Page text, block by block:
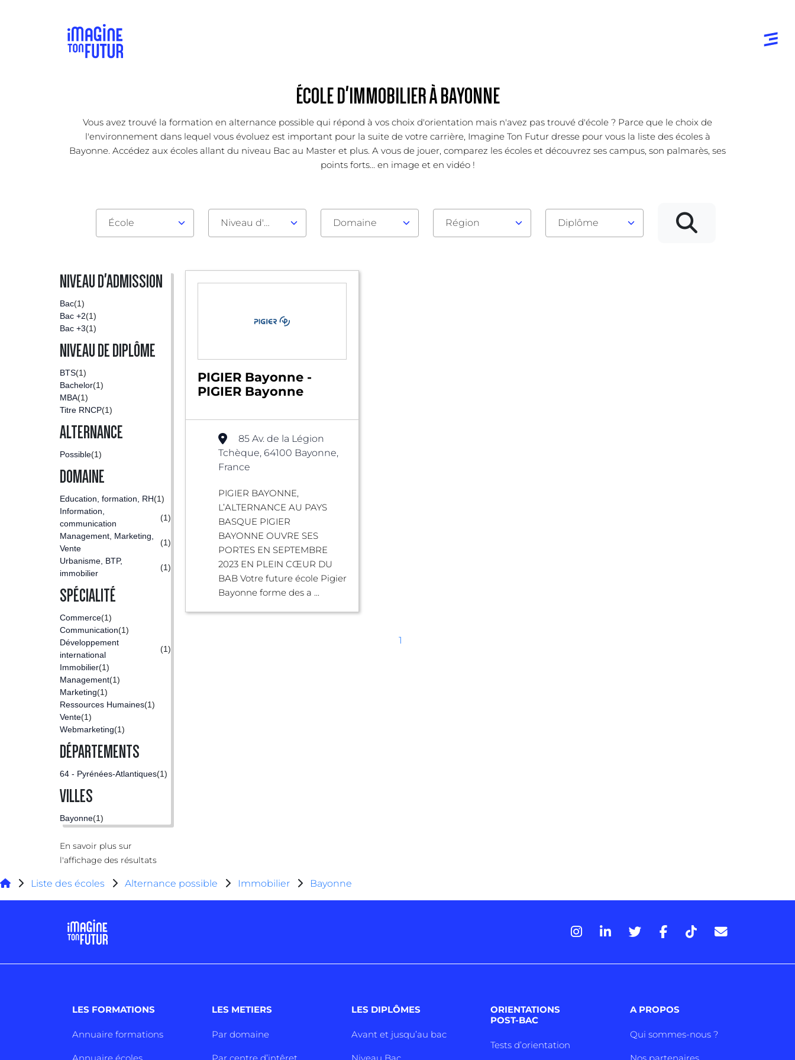
ÉCOLE D'IMMOBILIER À BAYONNE
Vous avez trouvé la formation en alternance possible qui répond à vos choix d'orientation mais n'avez pas trouvé d'école ? Parce que le choix de
l'environnement dans lequel vous évoluez est important pour la suite de votre carrière, Imagine Ton Futur dresse pour vous la liste des écoles à
Bayonne. Accédez aux écoles allant du niveau Bac au Master et plus. A vous de jouer, comparez les écoles et découvrez ses campus, son palmarès, ses
points forts... en image et en vidéo !
École Niveau d'admission Domaine Région Diplôme
NIVEAU D'ADMISSION
Bac(1)
Bac +2(1)
Bac +3(1)
NIVEAU DE DIPLÔME
BTS(1)
Bachelor(1)
MBA(1)
Titre RNCP(1)
ALTERNANCE
Possible(1)
DOMAINE
Education, formation, RH(1)
Information,
communication
(1)
Management, Marketing,
Vente
(1)
Urbanisme, BTP,
immobilier
(1)
SPÉCIALITÉ
Commerce(1)
Communication(1)
Développement
international
(1)
Immobilier(1)
Management(1)
Marketing(1)
Ressources Humaines(1)
Vente(1)
Webmarketing(1)
DÉPARTEMENTS
64 - Pyrénées-Atlantiques(1)
VILLES
Bayonne(1)
En savoir plus sur
l'affichage des résultats
PIGIER Bayonne -
PIGIER Bayonne
85 Av. de la Légion
Tchèque, 64100 Bayonne,
France
PIGIER BAYONNE,
L’ALTERNANCE AU PAYS
BASQUE PIGIER
BAYONNE OUVRE SES
PORTES EN SEPTEMBRE
2023 EN PLEIN CŒUR DU
BAB Votre future école Pigier
Bayonne forme des a ...
1
Liste des écoles Alternance possible Immobilier Bayonne
LES FORMATIONS
Annuaire formations
Annuaire écoles
LES METIERS
Par domaine
Par centre d’intêret
LES DIPLÔMES
Avant et jusqu’au bac
Niveau Bac
ORIENTATIONS
POST-BAC
Tests d’orientation
A PROPOS
Qui sommes-nous ?
Nos partenaires